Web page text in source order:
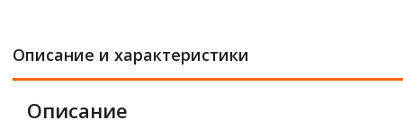
Описание и характеристики
Описание